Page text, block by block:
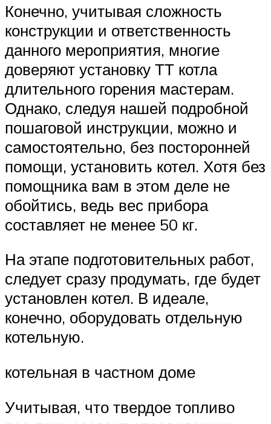
Конечно, учитывая сложность
конструкции и ответственность
данного мероприятия, многие
доверяют установку ТТ котла
длительного горения мастерам.
Однако, следуя нашей подробной
пошаговой инструкции, можно и
самостоятельно, без посторонней
помощи, установить котел. Хотя без
помощника вам в этом деле не
обойтись, ведь вес прибора
составляет не менее 50 кг.
На этапе подготовительных работ,
следует сразу продумать, где будет
установлен котел. В идеале,
конечно, оборудовать отдельную
котельную.
котельная в частном доме
Учитывая, что твердое топливо